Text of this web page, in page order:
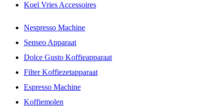
Koel Vries Accessoires
Nespresso Machine
Senseo Apparaat
Dolce Gusto Koffieapparaat
Filter Koffiezetapparaat
Espresso Machine
Koffiemolen